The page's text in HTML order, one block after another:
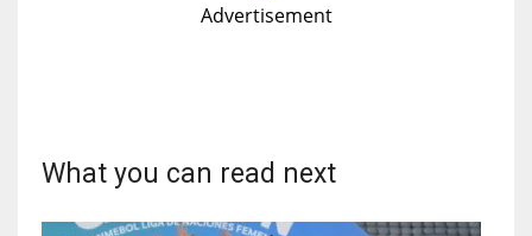
Advertisement
What you can read next